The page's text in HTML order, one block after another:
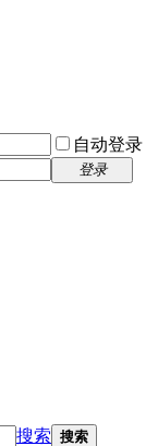
自动登录
登录
搜索 搜索